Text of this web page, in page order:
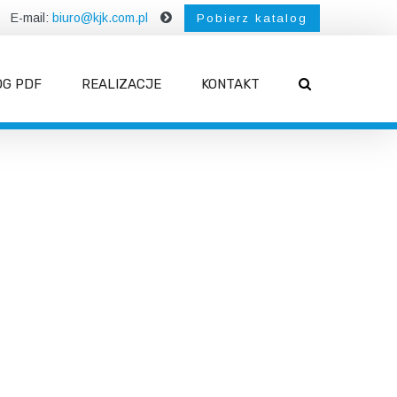
E-mail: biuro@kjk.com.pl Pobierz katalog
PDF REALIZACJE KONTAKT